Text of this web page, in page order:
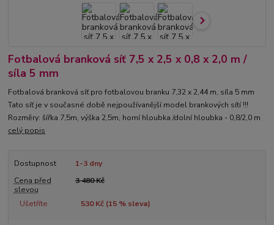
Fotbalová branková síť 7,5 x 2,5 x 0,8 x 2,0 m /
síla 5 mm
Fotbalová branková síť pro fotbalovou branku 7,32 x 2,44 m, síla 5 mm
Tato síť je v současné době nejpoužívanější model brankových sítí !!!
Rozměry: šířka 7,5m, výška 2,5m, horní hloubka /dolní hloubka - 0,8/2,0 m
celý popis
Dostupnost
1-3 dny
Cena před
slevou
3 480 Kč
Ušetříte 530 Kč (15% sleva)